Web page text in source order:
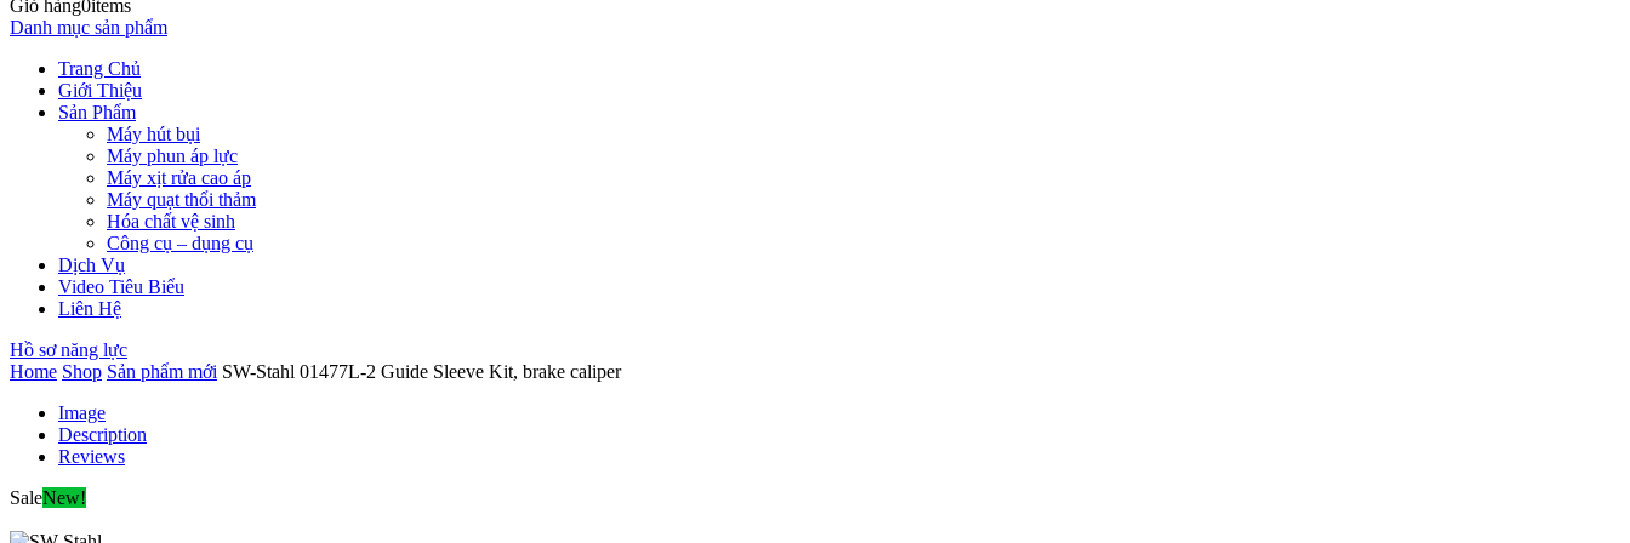
Giỏ hàng0items
Danh mục sản phẩm
Trang Chủ
Giới Thiệu
Sản Phẩm
Máy hút bụi
Máy phun áp lực
Máy xịt rửa cao áp
Máy quạt thổi thảm
Hóa chất vệ sinh
Công cụ – dụng cụ
Dịch Vụ
Video Tiêu Biểu
Liên Hệ
Hồ sơ năng lực
Home Shop Sản phẩm mới SW-Stahl 01477L-2 Guide Sleeve Kit, brake caliper
Image
Description
Reviews
SaleNew!